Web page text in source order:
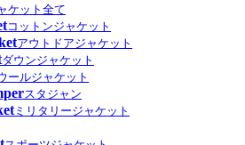
ケット全て
コットンジャケット
アウトドアジャケット
ダウンジャケット
ールジャケット
スタジャン
ミリタリージャケット